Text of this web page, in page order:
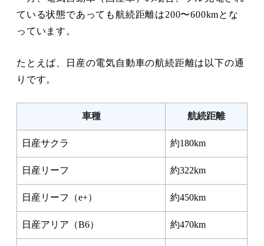
ている状態であっても航続距離は200〜600kmとな
っています。
たとえば、日産の電気自動車の航続距離は以下の通
りです。
車種 航続距離
日産サクラ 約180km
日産リーフ 約322km
日産リーフ（e+） 約450km
日産アリア（B6） 約470km